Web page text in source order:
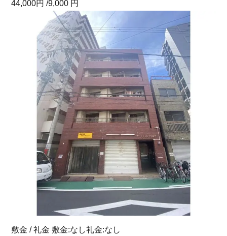
44,000円 /9,000 円
敷金 / 礼金 敷金:なし礼金:なし